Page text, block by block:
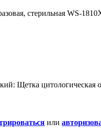
стерильная WS-
Щетка цитологическая
или